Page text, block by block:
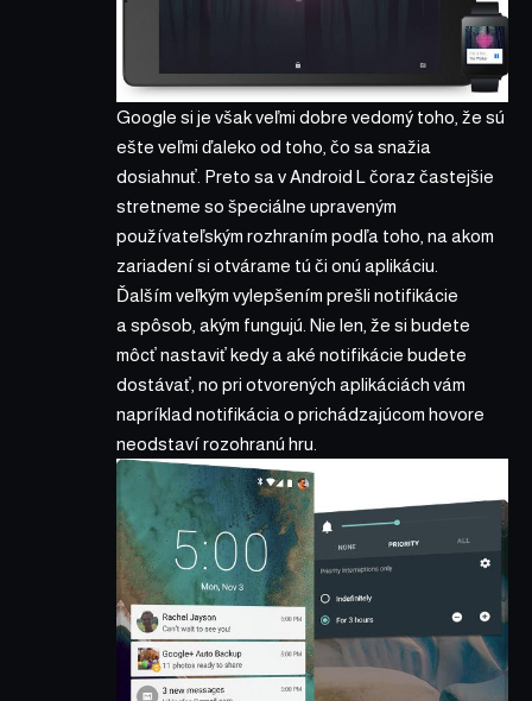
Google si je však veľmi dobre vedomý toho, že sú
ešte veľmi ďaleko od toho, čo sa snažia
dosiahnuť. Preto sa v Android L čoraz častejšie
stretneme so špeciálne upraveným
používateľským rozhraním podľa toho, na akom
zariadení si otvárame tú či onú aplikáciu.
Ďalším veľkým vylepšením prešli notifikácie
a spôsob, akým fungujú. Nie len, že si budete
môcť nastaviť kedy a aké notifikácie budete
dostávať, no pri otvorených aplikáciách vám
napríklad notifikácia o prichádzajúcom hovore
neodstaví rozohranú hru.